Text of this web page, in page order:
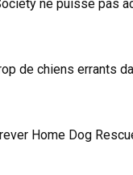
ne puisse pas
de chiens errants
Home Dog